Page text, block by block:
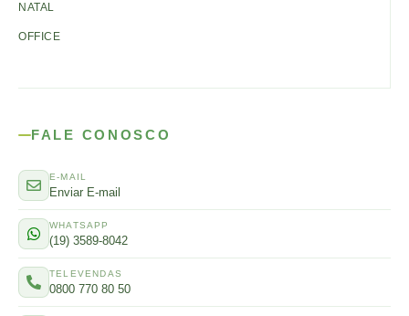
NATAL
OFFICE
FALE CONOSCO
E-MAIL
Enviar E-mail
WHATSAPP
(19) 3589-8042
TELEVENDAS
0800 770 80 50